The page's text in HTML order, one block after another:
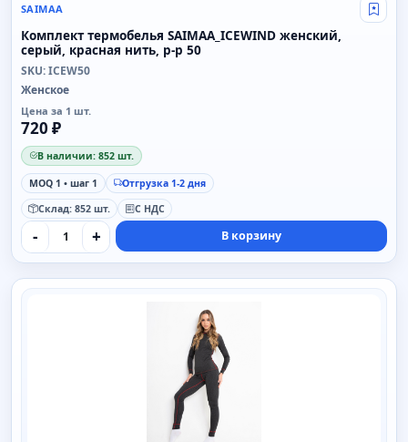
SAIMAA Свой
Комплект термобелья SAIMAA_ICEWIND женский,
серый, красная нить, р-р 50
SKU: ICEW50
Женское
Цена за 1 шт.
720 ₽
В наличии: 852 шт.
MOQ 1 • шаг 1
Отгрузка 1-2 дня
Склад: 852 шт.
С НДС
- + В корзину
SAIMAA